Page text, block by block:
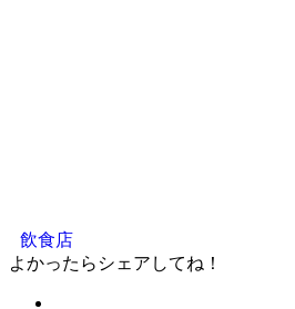
飲食店
よかったらシェアしてね！